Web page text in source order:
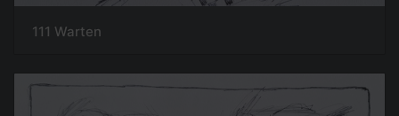
111 Warten